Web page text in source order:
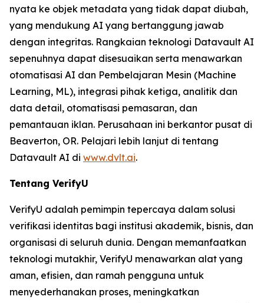
nyata ke objek metadata yang tidak dapat diubah,
yang mendukung AI yang bertanggung jawab
dengan integritas. Rangkaian teknologi Datavault AI
sepenuhnya dapat disesuaikan serta menawarkan
otomatisasi AI dan Pembelajaran Mesin (Machine
Learning, ML), integrasi pihak ketiga, analitik dan
data detail, otomatisasi pemasaran, dan
pemantauan iklan. Perusahaan ini berkantor pusat di
Beaverton, OR. Pelajari lebih lanjut di tentang
Datavault AI di www.dvlt.ai.
Tentang VerifyU
VerifyU adalah pemimpin tepercaya dalam solusi
verifikasi identitas bagi institusi akademik, bisnis, dan
organisasi di seluruh dunia. Dengan memanfaatkan
teknologi mutakhir, VerifyU menawarkan alat yang
aman, efisien, dan ramah pengguna untuk
menyederhanakan proses, meningkatkan